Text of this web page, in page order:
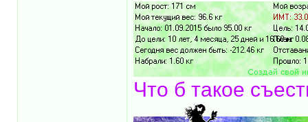
Что б такое